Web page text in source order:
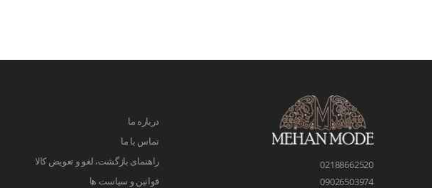
02188662520
09026503974
درباره ما
تماس با ما
راهنمای بازگشت، لغو و تعویض کالا
قوانین و سیاست ها